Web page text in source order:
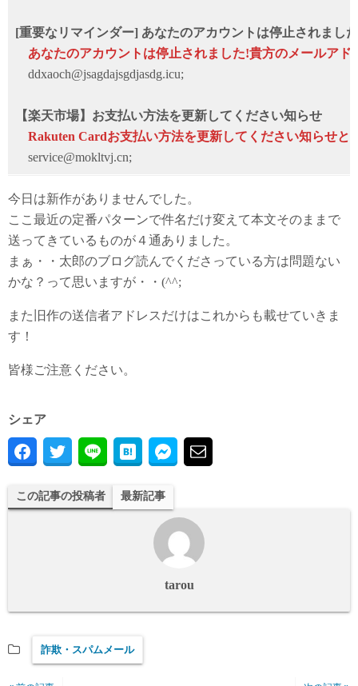
[重要なリマインダー] あなたのアカウントは停止されまし
あなたのアカウントは停止されました!貴方のメールアド
ddxaoch@jsagdajsgdjasdg.icu;
【楽天市場】お支払い方法を更新してください知らせ
Rakuten Cardお支払い方法を更新してください知らせと
service@mokltvj.cn;
今日は新作がありませんでした。
ここ最近の定番パターンで件名だけ変えて本文そのままで
送ってきているものが４通ありました。
まぁ・・太郎のブログ読んでくださっている方は問題ない
かな？って思いますが・・(^^;
また旧作の送信者アドレスだけはこれからも載せていきま
す！
皆様ご注意ください。
シェア
この記事の投稿者 最新記事
tarou
詐欺・スパムメール